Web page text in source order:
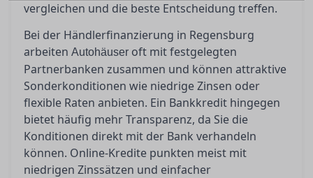
vergleichen und die beste Entscheidung treffen.
Bei der Händlerfinanzierung in Regensburg
arbeiten Autohäuser oft mit festgelegten
Partnerbanken zusammen und können attraktive
Sonderkonditionen wie niedrige Zinsen oder
flexible Raten anbieten. Ein Bankkredit hingegen
bietet häufig mehr Transparenz, da Sie die
Konditionen direkt mit der Bank verhandeln
können. Online-Kredite punkten meist mit
niedrigen Zinssätzen und einfacher